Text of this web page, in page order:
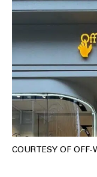
COURTESY OF OFF-